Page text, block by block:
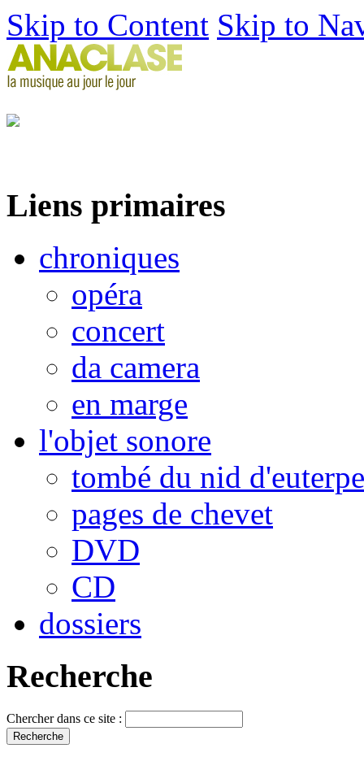
Skip to Content Skip to
Liens primaires
chroniques
opéra
concert
da camera
en marge
l'objet sonore
tombé du nid d'euterpe
pages de chevet
DVD
CD
dossiers
Recherche
Chercher dans ce site :